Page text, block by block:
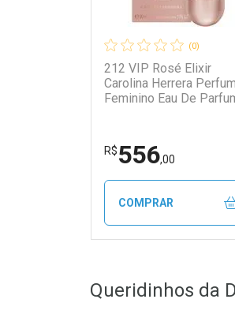
(0)
212 VIP Rosé Elixir
Carolina Herrera
Feminino Eau De
R$556,00
COMPRAR
Laboratório
Por Menos
Queridinhos da